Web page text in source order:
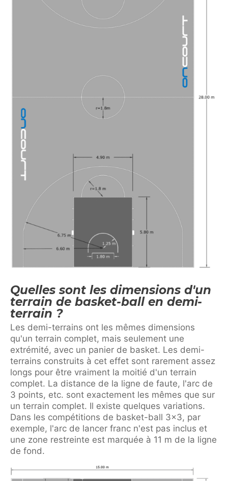
Quelles sont les dimensions d'un
terrain de basket-ball en demi-
terrain ?
Les demi-terrains ont les mêmes dimensions
qu'un terrain complet, mais seulement une
extrémité, avec un panier de basket. Les demi-
terrains construits à cet effet sont rarement assez
longs pour être vraiment la moitié d'un terrain
complet. La distance de la ligne de faute, l'arc de
3 points, etc. sont exactement les mêmes que sur
un terrain complet. Il existe quelques variations.
Dans les compétitions de basket-ball 3×3, par
exemple, l'arc de lancer franc n'est pas inclus et
une zone restreinte est marquée à 11 m de la ligne
de fond.